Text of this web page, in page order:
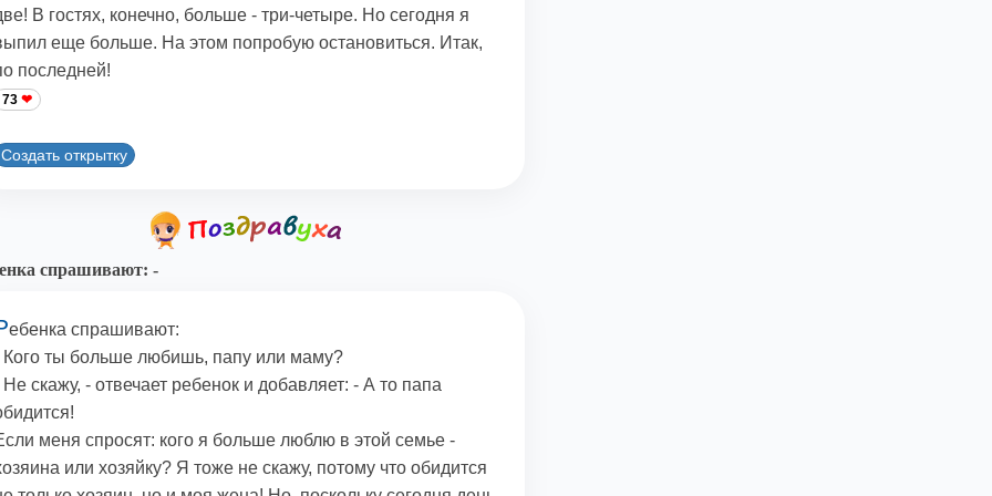
В гостях, конечно, больше - три-четыре. Но сегодня я
еще больше. На этом попробую остановиться. Итак,
последней!
73
Создать открытку
спрашивают: -
ебенка спрашивают:
Кого ты больше любишь, папу или маму?
Не скажу, - отвечает ребенок и добавляет: - А то папа
меня спросят: кого я больше люблю в этой семье -
или хозяйку? Я тоже не скажу, потому что обидится